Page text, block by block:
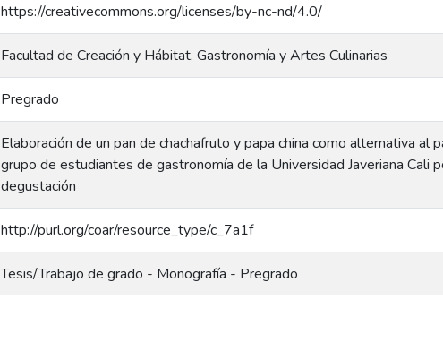
https://creativecommons.org/licenses/by-nc-nd/4.0/
Facultad de Creación y Hábitat. Gastronomía y Artes Culinarias
Pregrado
Elaboración de un pan de chachafruto y papa china como alternativa al
grupo de estudiantes de gastronomía de la Universidad Javeriana Cali
degustación
http://purl.org/coar/resource_type/c_7a1f
Tesis/Trabajo de grado - Monografía - Pregrado